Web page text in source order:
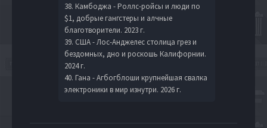
38. Камбоджа - Роллс-ройсы и люди по
$1, добрые гангстеры и алчные
благотворители. 2023 г.
39. США - Лос-Анджелес столица грез и
бездомных, дно и роскошь Калифорнии.
2024 г.
40. Гана - Агбогблоши крупнейшая свалка
электроники в мир изнутри. 2026 г.